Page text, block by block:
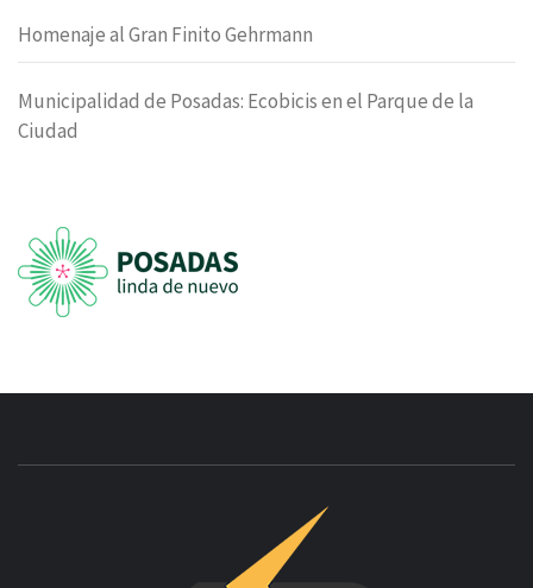
Homenaje al Gran Finito Gehrmann
Municipalidad de Posadas: Ecobicis en el Parque de la
Ciudad